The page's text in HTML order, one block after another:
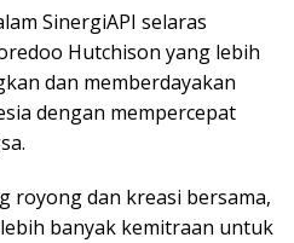
SinergiAPI selaras
Hutchison yang lebih
dan memberdayakan
dengan mempercepat
royong dan kreasi bersama,
banyak kemitraan untuk